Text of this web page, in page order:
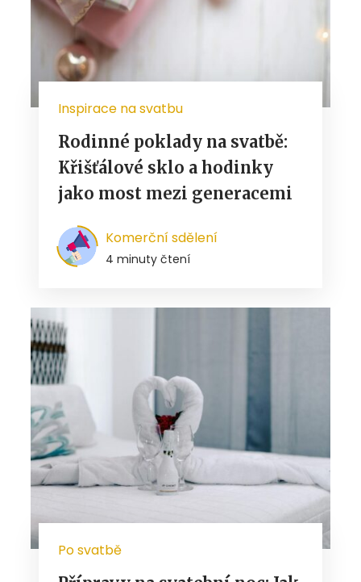
Inspirace na svatbu
Rodinné poklady na svatbě:
Křišťálové sklo a hodinky
jako most mezi generacemi
Komerční sdělení
4 minuty čtení
Po svatbě